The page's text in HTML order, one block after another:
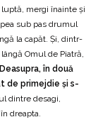
mergi înainte și
sub pas drumul
la capăt. Și, dintr-
Omul de Piatră,
în două
de primejdie și s-
dintre desagi,
dreapta.